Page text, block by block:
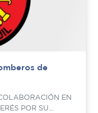
de
EN
POR SU